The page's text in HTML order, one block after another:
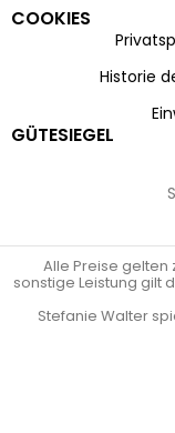
COOKIES
Historie
GÜTESIEGEL
Alle Preise gelten
sonstige Leistung gilt
Stefanie Walter